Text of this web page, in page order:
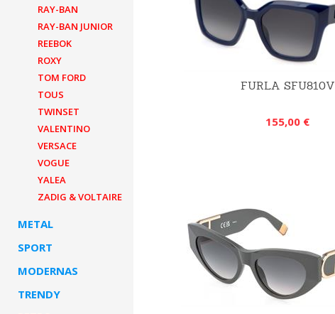
RAY-BAN
RAY-BAN JUNIOR
REEBOK
ROXY
TOM FORD
TOUS
TWINSET
VALENTINO
VERSACE
VOGUE
YALEA
ZADIG & VOLTAIRE
METAL
SPORT
MODERNAS
TRENDY
FURLA SFU810V
155,00 €